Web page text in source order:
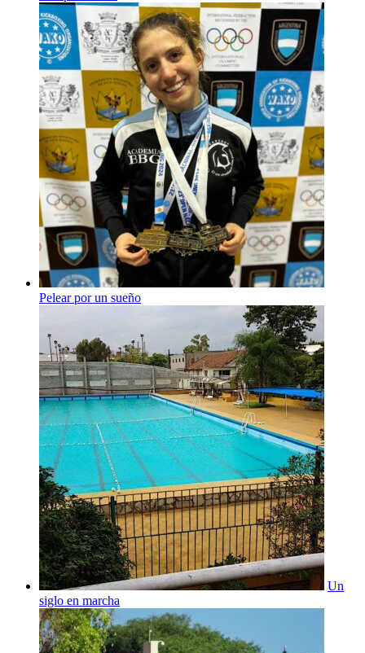
Pelear por un sueño
Un
siglo en marcha